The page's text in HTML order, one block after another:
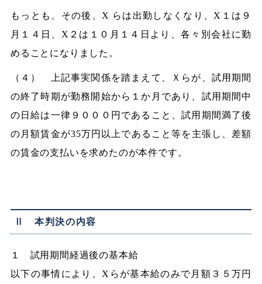
もっとも、その後、X らは出勤しなくなり、X１は９
月１４日、X２は１０月１４日より、各々別会社に勤
めることになりました。
（４） 上記事実関係を踏まえて、Ｘらが、試用期間
の終了時期が勤務開始から１か月であり、試用期間中
の日給は一律９０００円であること、試用期間満了後
の月額賃金が35万円以上であること等を主張し、差額
の賃金の支払いを求めたのが本件です。
Ⅱ 本判決の内容
１ 試用期間経過後の基本給
以下の事情により、Xらが基本給のみで月額３５万円